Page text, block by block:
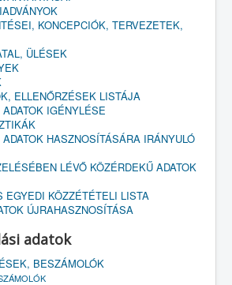
KONCEPCIÓK, TERVEZETEK,
ÜLÉSEK
ELLENŐRZÉSEK LISTÁJA
IGÉNYLÉSE
HASZNOSÍTÁSÁRA IRÁNYULÓ
LÉVŐ KÖZÉRDEKŰ ADATOK
EGYEDI KÖZZÉTÉTELI LISTA
ÚJRAHASZNOSÍTÁSA
adatok
BESZÁMOLÓK